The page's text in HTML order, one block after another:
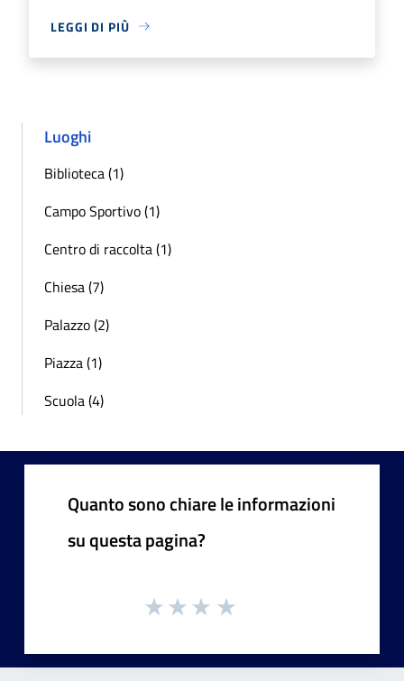
LEGGI DI PIÙ
Luoghi
Biblioteca (1)
Campo Sportivo (1)
Centro di raccolta (1)
Chiesa (7)
Palazzo (2)
Piazza (1)
Scuola (4)
Quanto sono chiare le informazioni
su questa pagina?